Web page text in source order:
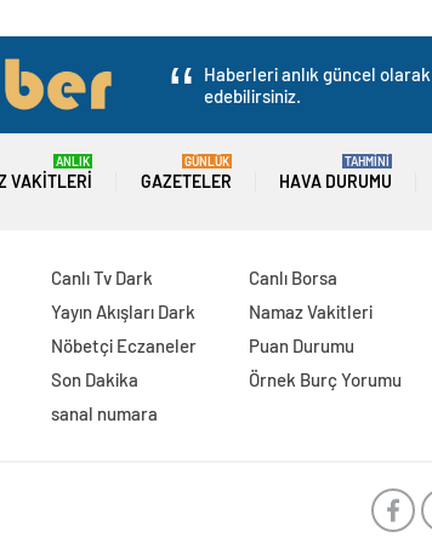
Haberleri anlık güncel
edebilirsiniz.
VAKITLERI
ANLIK
GAZETELER
GÜNLÜK
HAVA DURUMU
TAHMİNİ
Canlı Tv Dark
Yayın Akışları Dark
Nöbetçi Eczaneler
Son Dakika
sanal numara
Canlı Borsa
Namaz Vakitleri
Puan Durumu
Örnek Burç Yorumu